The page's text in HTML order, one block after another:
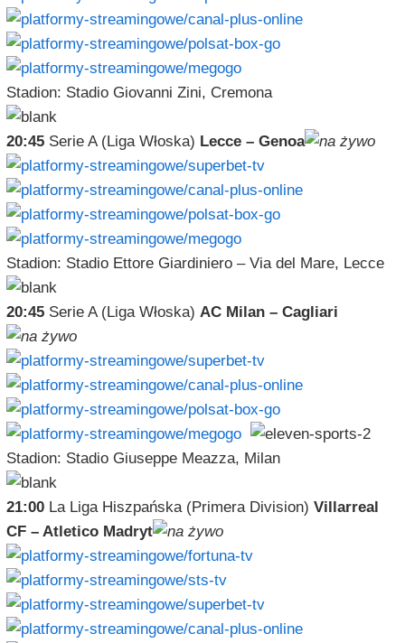
Stadion: Stadio Giovanni Zini, Cremona
20:45Serie A (Liga Włoska) Lecce – Genoa
Stadion: Stadio Ettore Giardiniero – Via del Mare, Lecce
20:45Serie A (Liga Włoska) AC Milan – Cagliari
Stadion: Stadio Giuseppe Meazza, Milan
21:00La Liga Hiszpańska (Primera Division) Villarreal
CF – Atletico Madryt